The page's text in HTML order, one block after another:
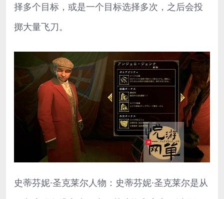
择多个目标，或是一个目标选择多次，之后会投
掷大量飞刀。
史蒂芬妮·圣克莱尔人物：史蒂芬妮·圣克莱尔是从